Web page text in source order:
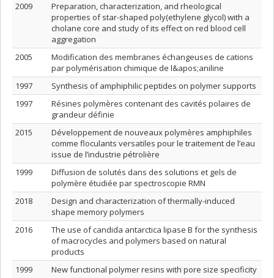
2009
Preparation, characterization, and rheological
properties of star-shaped poly(ethylene glycol) with a
cholane core and study of its effect on red blood cell
aggregation
2005
Modification des membranes échangeuses de cations
par polymérisation chimique de l&apos;aniline
1997
Synthesis of amphiphilic peptides on polymer supports
1997
Résines polymères contenant des cavités polaires de
grandeur définie
2015
Développement de nouveaux polymères amphiphiles
comme floculants versatiles pour le traitement de l’eau
issue de l’industrie pétrolière
1999
Diffusion de solutés dans des solutions et gels de
polymère étudiée par spectroscopie RMN
2018
Design and characterization of thermally-induced
shape memory polymers
2016
The use of candida antarctica lipase B for the synthesis
of macrocycles and polymers based on natural
products
1999
New functional polymer resins with pore size specificity